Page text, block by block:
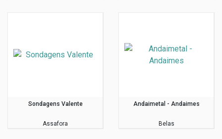
Sondagens Valente
Assafora
Andaimetal - Andaimes
Belas